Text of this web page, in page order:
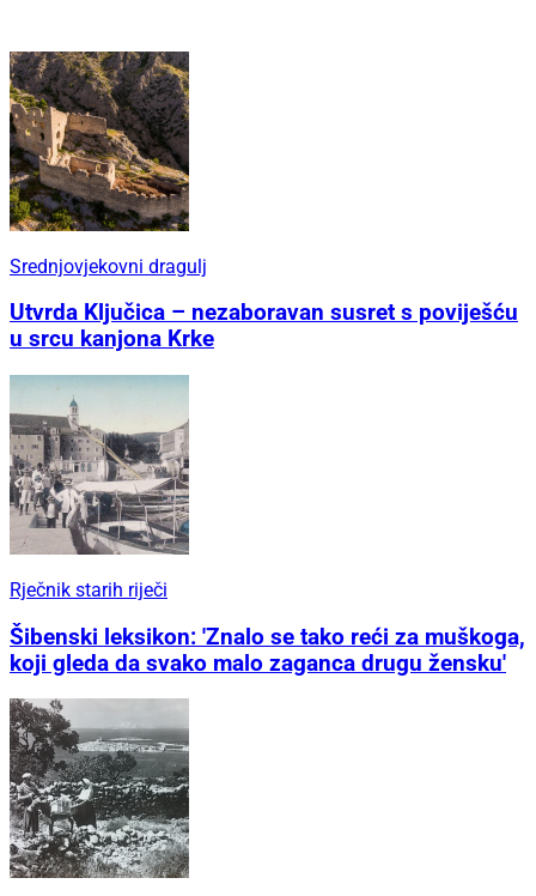
Srednjovjekovni dragulj
Utvrda Ključica – nezaboravan susret s poviješću
u srcu kanjona Krke
Rječnik starih riječi
Šibenski leksikon: 'Znalo se tako reći za muškoga,
koji gleda da svako malo zaganca drugu žensku'